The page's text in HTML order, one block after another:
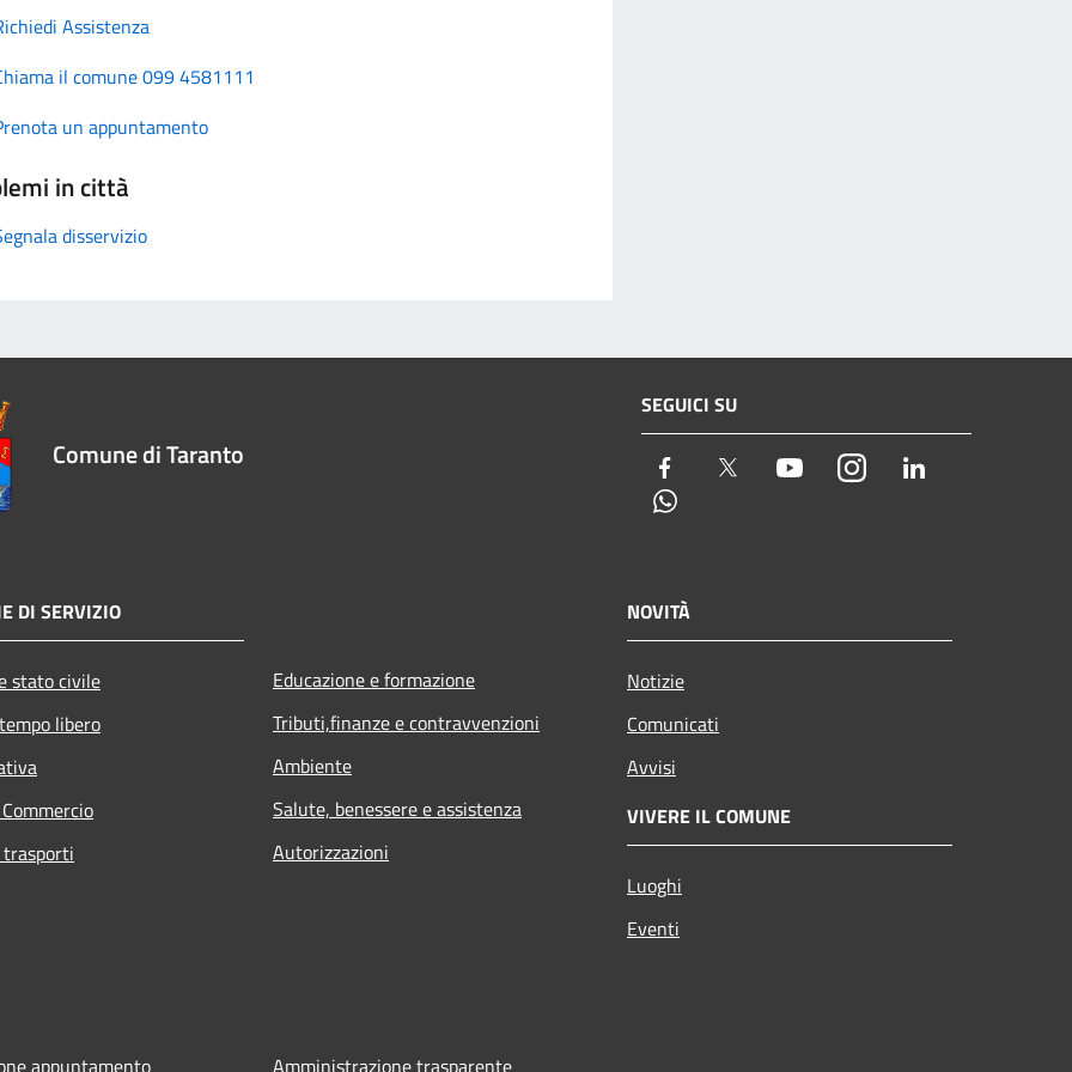
Assistenza
il comune 099 4581111
un appuntamento
in città
disservizio
Comune di Taranto
SEGUICI SU
Facebook Twitter YoutubeInstagram
DI SERVIZIO
stato civile
libero
Educazione e formazione
Tributi,finanze e contravvenzioni
Ambiente
Salute, benessere e assistenza
Autorizzazioni
NOVITÀ
Notizie
Comunicati
Avvisi
VIVERE IL COMUNE
Luoghi
Eventi
appuntamento Amministrazione trasparente